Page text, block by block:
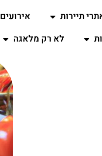
תיירות אירועים
לא רק מלאגה